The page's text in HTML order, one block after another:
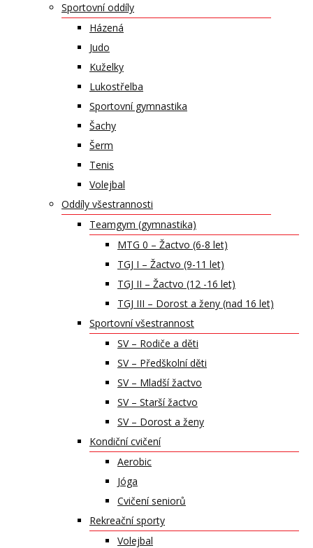
Sportovní oddíly
Házená
Judo
Kuželky
Lukostřelba
Sportovní gymnastika
Šachy
Šerm
Tenis
Volejbal
Oddíly všestrannosti
Teamgym (gymnastika)
MTG 0 – Žactvo (6-8 let)
TGJ I – Žactvo (9-11 let)
TGJ II – Žactvo (12 -16 let)
TGJ III – Dorost a ženy (nad 16 let)
Sportovní všestrannost
SV – Rodiče a děti
SV – Předškolní děti
SV – Mladší žactvo
SV – Starší žactvo
SV – Dorost a ženy
Kondiční cvičení
Aerobic
Jóga
Cvičení seniorů
Rekreační sporty
Volejbal